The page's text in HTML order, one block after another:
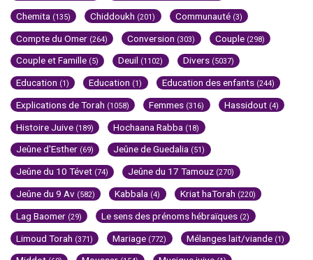
Chemita (135) Chiddoukh (201) Communauté (3)
Compte du Omer (264) Conversion (303) Couple (298)
Couple et Famille (5) Deuil (1102) Divers (5037)
Education (1) Education (1) Education des enfants (244)
Explications de Torah (1058) Femmes (316) Hassidout (4)
Histoire Juive (189) Hochaana Rabba (18)
Jeûne d'Esther (69) Jeûne de Guedalia (51)
Jeûne du 10 Tévet (74) Jeûne du 17 Tamouz (270)
Jeûne du 9 Av (582) Kabbala (4) Kriat haTorah (220)
Lag Baomer (29) Le sens des prénoms hébraïques (2)
Limoud Torah (371) Mariage (772) Mélanges lait/viande (1)